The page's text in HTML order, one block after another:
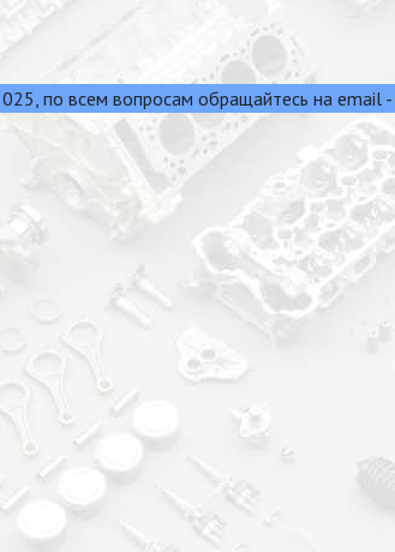
по всем вопросам обращайтесь на email -